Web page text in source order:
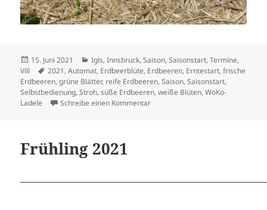
Veröffentlicht
am
15. Juni 2021 Kategorien
Igls,Innsbruck,Saison,Saisonstart,Termine,
Vill
Schlagwörter
2021,Automat, Erdbeerblüte, Erdbeeren, Erntestart,frische
Erdbeeren,grüne Blätter, reife Erdbeeren,Saison,Saisonstart,
Selbstbedienung,Stroh,süße Erdbeeren,weiße Blüten,WoKo-
Ladele
Schreibe einen Kommentarzu Sommer 2021
Frühling 2021